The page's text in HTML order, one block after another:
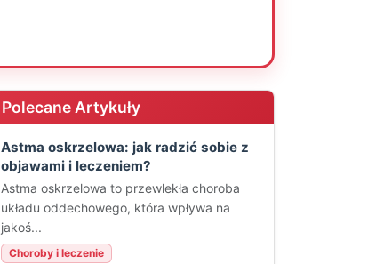
Polecane Artykuły
Astma oskrzelowa: jak radzić sobie z
objawami i leczeniem?
Astma oskrzelowa to przewlekła choroba
układu oddechowego, która wpływa na
jakoś...
Choroby i leczenie